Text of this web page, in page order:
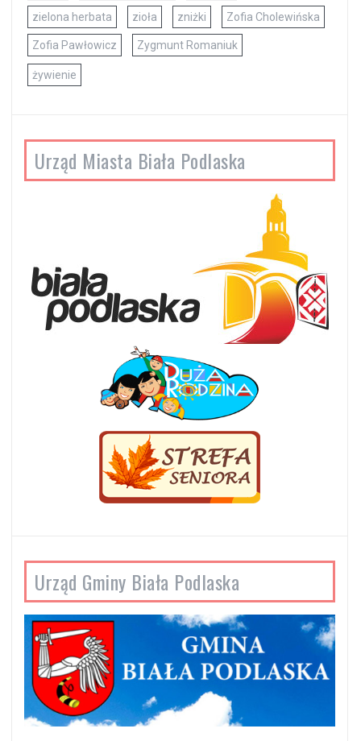
zielona herbata zioła zniżki Zofia Cholewińska
Zofia Pawłowicz Zygmunt Romaniuk
żywienie
Urząd Miasta Biała Podlaska
Urząd Gminy Biała Podlaska